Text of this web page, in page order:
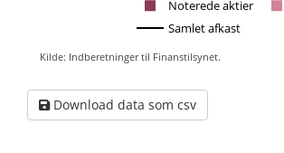
Noterede aktier
Samlet afkast
Kilde: Indberetninger til Finanstilsynet.
Download data som csv